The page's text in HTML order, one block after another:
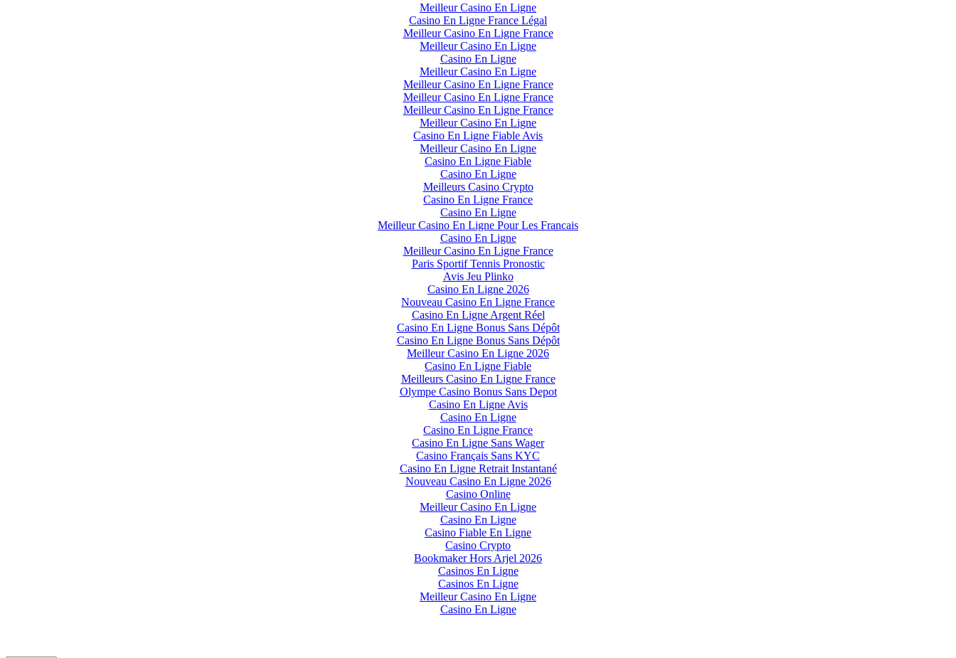
Meilleur Casino En Ligne
Casino En Ligne France Légal
Meilleur Casino En Ligne France
Meilleur Casino En Ligne
Casino En Ligne
Meilleur Casino En Ligne
Meilleur Casino En Ligne France
Meilleur Casino En Ligne France
Meilleur Casino En Ligne France
Meilleur Casino En Ligne
Casino En Ligne Fiable Avis
Meilleur Casino En Ligne
Casino En Ligne Fiable
Casino En Ligne
Meilleurs Casino Crypto
Casino En Ligne France
Casino En Ligne
Meilleur Casino En Ligne Pour Les Francais
Casino En Ligne
Meilleur Casino En Ligne France
Paris Sportif Tennis Pronostic
Avis Jeu Plinko
Casino En Ligne 2026
Nouveau Casino En Ligne France
Casino En Ligne Argent Réel
Casino En Ligne Bonus Sans Dépôt
Casino En Ligne Bonus Sans Dépôt
Meilleur Casino En Ligne 2026
Casino En Ligne Fiable
Meilleurs Casino En Ligne France
Olympe Casino Bonus Sans Depot
Casino En Ligne Avis
Casino En Ligne
Casino En Ligne France
Casino En Ligne Sans Wager
Casino Français Sans KYC
Casino En Ligne Retrait Instantané
Nouveau Casino En Ligne 2026
Casino Online
Meilleur Casino En Ligne
Casino En Ligne
Casino Fiable En Ligne
Casino Crypto
Bookmaker Hors Arjel 2026
Casinos En Ligne
Casinos En Ligne
Meilleur Casino En Ligne
Casino En Ligne